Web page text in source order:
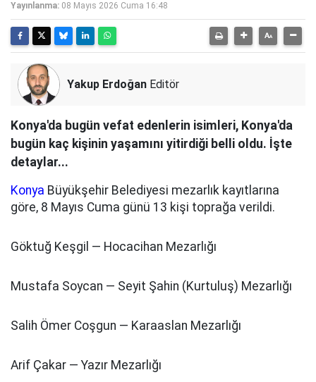
Yayınlanma: 08 Mayıs 2026 Cuma 16:48
Yakup Erdoğan Editör
Konya'da bugün vefat edenlerin isimleri, Konya'da
bugün kaç kişinin yaşamını yitirdiği belli oldu. İşte
detaylar...
Konya Büyükşehir Belediyesi mezarlık kayıtlarına
göre, 8 Mayıs Cuma günü 13 kişi toprağa verildi.
Göktuğ Keşgil — Hocacihan Mezarlığı
Mustafa Soycan — Seyit Şahin (Kurtuluş) Mezarlığı
Salih Ömer Coşgun — Karaaslan Mezarlığı
Arif Çakar — Yazır Mezarlığı